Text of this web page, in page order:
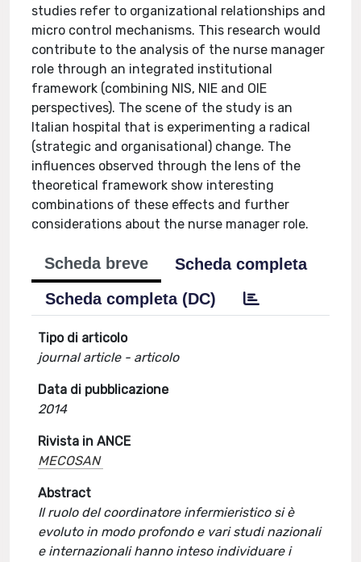
studies refer to organizational relationships and
micro control mechanisms. This research would
contribute to the analysis of the nurse manager
role through an integrated institutional
framework (combining NIS, NIE and OIE
perspectives). The scene of the study is an
Italian hospital that is experimenting a radical
(strategic and organisational) change. The
influences observed through the lens of the
theoretical framework show interesting
combinations of these effects and further
considerations about the nurse manager role.
Scheda breve
Scheda completa
Scheda completa (DC)
Tipo di articolo
journal article - articolo
Data di pubblicazione
2014
Rivista in ANCE
MECOSAN
Abstract
Il ruolo del coordinatore infermieristico si è
evoluto in modo profondo e vari studi nazionali
e internazionali hanno inteso individuare i